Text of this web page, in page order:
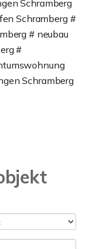
Schramberg
Schramberg #
# neubau
#
Schramberg